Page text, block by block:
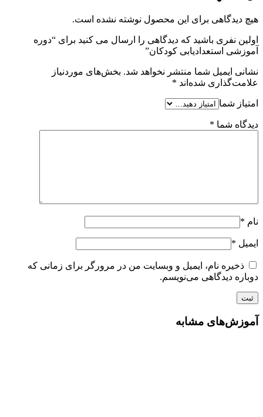
هیچ دیدگاهی برای این محصول نوشته نشده است.
اولین نفری باشید که دیدگاهی را ارسال می کنید برای “دوره
آموزشی استعدادیابی کودکان”
نشانی ایمیل شما منتشر نخواهد شد. بخش‌های موردنیاز
علامت‌گذاری شده‌اند *
امتیاز شما
دیدگاه شما *
نام *
ایمیل *
ذخیره نام، ایمیل و وبسایت من در مرورگر برای زمانی که
دوباره دیدگاهی می‌نویسم.
آموزش‌های مشابه